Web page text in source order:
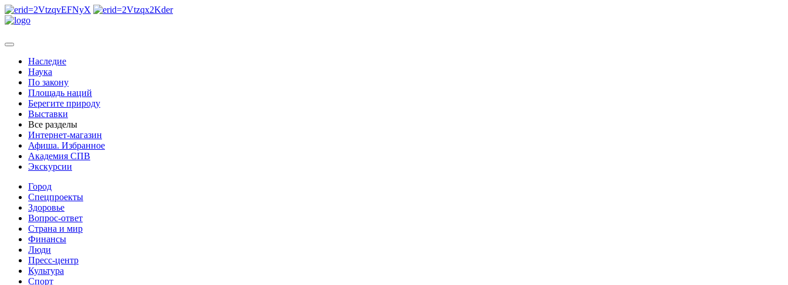
Наследие
Наука
По закону
Площадь наций
Берегите природу
Выставки
Все разделы
Интернет-магазин
Афиша. Избранное
Академия СПВ
Экскурсии
Город
Спецпроекты
Здоровье
Вопрос-ответ
Страна и мир
Финансы
Люди
Пресс-центр
Культура
Спорт